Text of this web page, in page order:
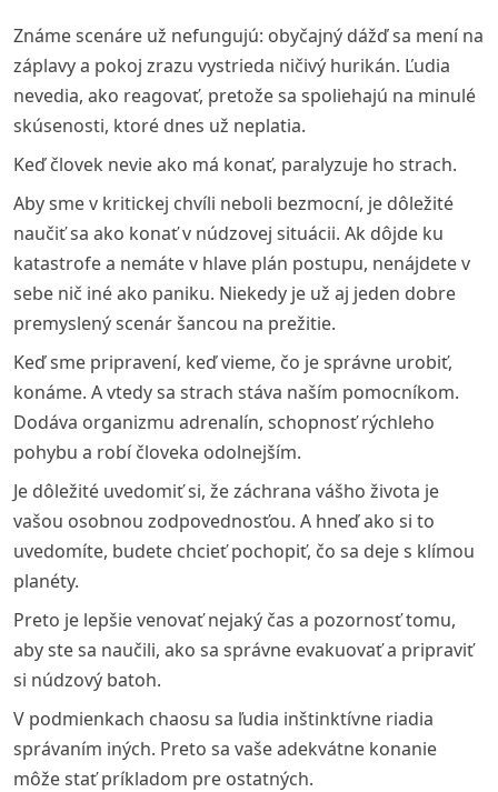
Známe scenáre už nefungujú: obyčajný dážď sa mení na
záplavy a pokoj zrazu vystrieda ničivý hurikán. Ľudia
nevedia, ako reagovať, pretože sa spoliehajú na minulé
skúsenosti, ktoré dnes už neplatia.
Keď človek nevie ako má konať, paralyzuje ho strach.
Aby sme v kritickej chvíli neboli bezmocní, je dôležité
naučiť sa ako konať v núdzovej situácii. Ak dôjde ku
katastrofe a nemáte v hlave plán postupu, nenájdete v
sebe nič iné ako paniku. Niekedy je už aj jeden dobre
premyslený scenár šancou na prežitie.
Keď sme pripravení, keď vieme, čo je správne urobiť,
konáme. A vtedy sa strach stáva naším pomocníkom.
Dodáva organizmu adrenalín, schopnosť rýchleho
pohybu a robí človeka odolnejším.
Je dôležité uvedomiť si, že záchrana vášho života je
vašou osobnou zodpovednosťou. A hneď ako si to
uvedomíte, budete chcieť pochopiť, čo sa deje s klímou
planéty.
Preto je lepšie venovať nejaký čas a pozornosť tomu,
aby ste sa naučili, ako sa správne evakuovať a pripraviť
si núdzový batoh.
V podmienkach chaosu sa ľudia inštinktívne riadia
správaním iných. Preto sa vaše adekvátne konanie
môže stať príkladom pre ostatných.